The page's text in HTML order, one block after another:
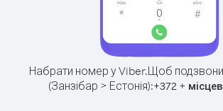
Набрати номер у Viber.Щоб
(Занзібар > Естонія):+372+